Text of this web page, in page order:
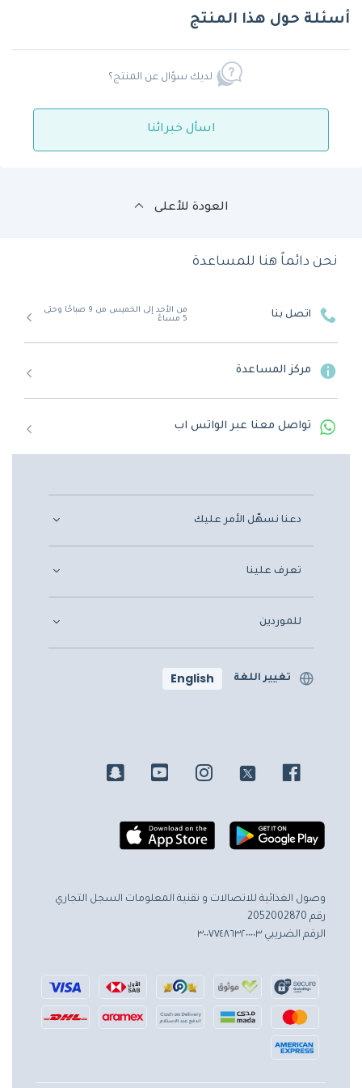
أسئلة حول هذا المنتج
لديك سؤال عن المنتج؟
اسأل خبرائنا
العودة للأعلى
نحن دائماً هنا للمساعدة
اتصل بنا
من الأحد إلى الخميس من 9 صباحًا وحتى
5 مساءً
مركز المساعدة
تواصل معنا عبر الواتس اب
دعنا نسهّل الأمر عليك
تعرف علينا
للموردين
تغيير اللغة English
وصول الغذائية للاتصالات و تقنية المعلومات السجل التجاري
رقم 2052002870
الرقم الضريبي ٣٠٠٧٧٤٨٦٣٢٠٠٠٠٣